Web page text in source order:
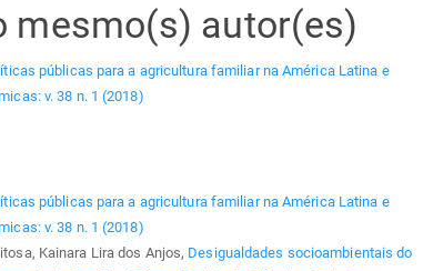
mesmo(s) autor(es)
públicas para a agricultura familiar na América Latina e
v. 38 n. 1 (2018)
públicas para a agricultura familiar na América Latina e
v. 38 n. 1 (2018)
Kainara Lira dos Anjos, Desigualdades socioambientais do